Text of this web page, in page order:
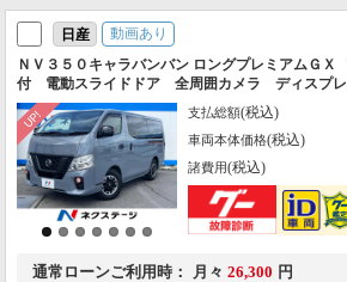
日産
動画あり
ＮＶ３５０キャラバンバン ロングプレミアムＧ
付 電動スライドドア 全周囲カメラ ディスプ
システム 禁煙車 スマートキー ＬＥＤヘッド
アルミ オートライト オートエアコン Ｂｌｕｅ
支払総額(税込)
車両本体価格(税込)
諸費用(税込)
通常ローンご利用時 月々 26,300 円